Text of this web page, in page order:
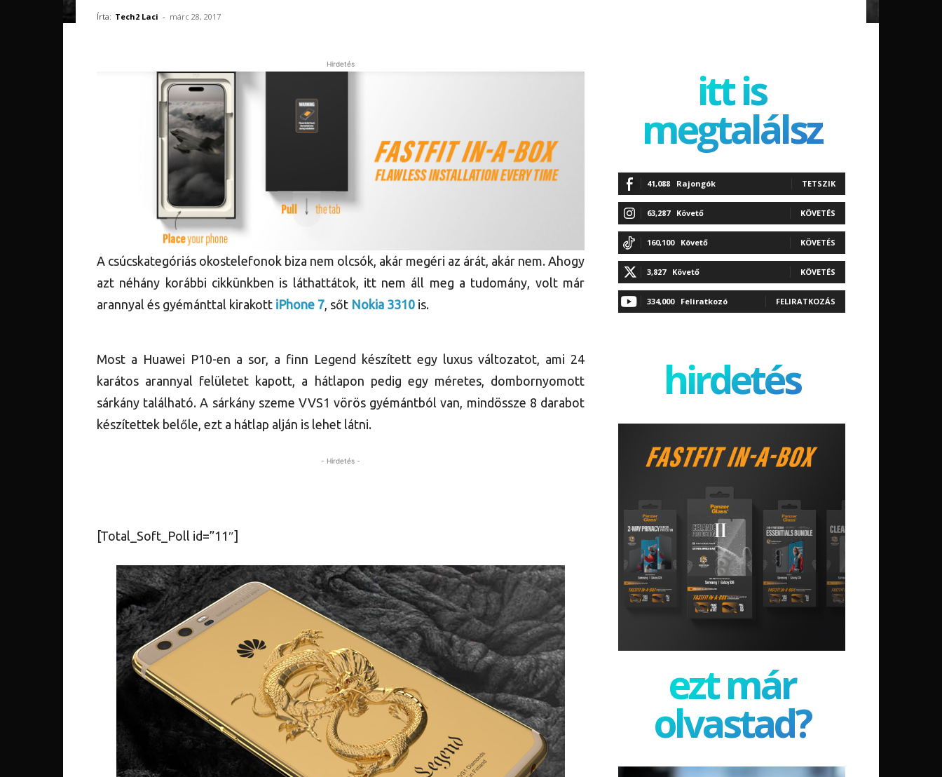
Írta: Tech2 Laci - márc 28, 2017
Hirdetés
A csúcskategóriás okostelefonok biza nem olcsók, akár megéri az árát, akár nem. Ahogy
azt néhány korábbi cikkünkben is láthattátok, itt nem áll meg a tudomány, volt már
arannyal és gyémánttal kirakott iPhone 7, sőt Nokia 3310 is.
Most a Huawei P10-en a sor, a finn Legend készített egy luxus változatot, ami 24
karátos arannyal felületet kapott, a hátlapon pedig egy méretes, dombornyomott
sárkány található. A sárkány szeme VVS1 vörös gyémántból van, mindössze 8 darabot
készítettek belőle, ezt a hátlap alján is lehet látni.
- Hirdetés -
[Total_Soft_Poll id=”11″]
itt is
megtalálsz
41,088 Rajongók TETSZIK
63,287 Követő KÖVETÉS
160,100 Követő KÖVETÉS
3,827 Követő KÖVETÉS
334,000 Feliratkozó FELIRATKOZÁS
hirdetés
ezt már
olvastad?